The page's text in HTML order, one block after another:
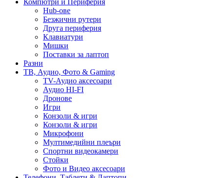
Компютри и Периферия
Hub-ове
Безжични рутери
Друга периферия
Клавиатури
Мишки
Поставки за лаптоп
Разни
ТВ, Аудио, Фото & Gaming
TV-Аудио аксесоари
Аудио HI-FI
Дронове
Игри
Конзоли & игри
Конзоли & игри
Микрофони
Мултимедийни плеъри
Спортни видеокамери
Стойки
Фото и Видео аксесоари